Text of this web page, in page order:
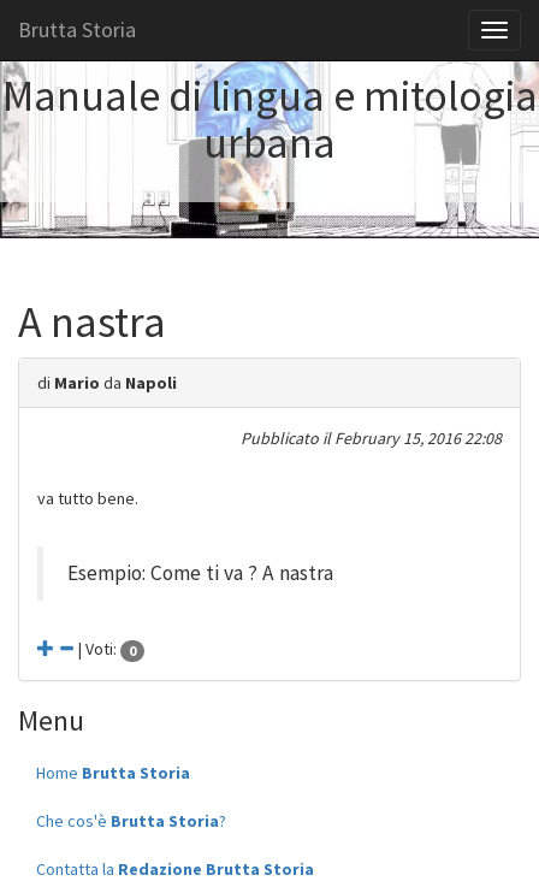
Brutta Storia
Manuale di lingua e mitologia
urbana
A nastra
di Mario da Napoli
Pubblicato ilFebruary 15, 2016 22:08
va tutto bene.
Esempio: Come ti va ? A nastra
| Voti: 0
Menu
Home Brutta Storia
Che cos'è Brutta Storia?
Contatta la Redazione Brutta Storia